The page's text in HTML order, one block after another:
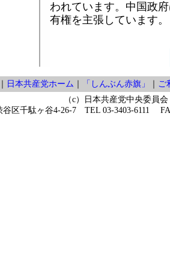
われています。中国政
有権を主張しています。
日本共産党ホーム 「しんぶん赤旗」
ご
（c）日本共産党中央委員会
谷区千駄ヶ谷4-26-7 TEL 03-3403-6111